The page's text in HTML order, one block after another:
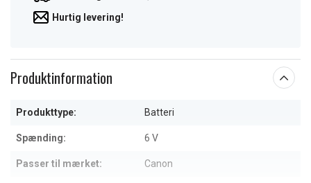
Hurtig levering!
Produktinformation
Produkttype: Batteri
Spænding: 6 V
Passer til mærket: Canon